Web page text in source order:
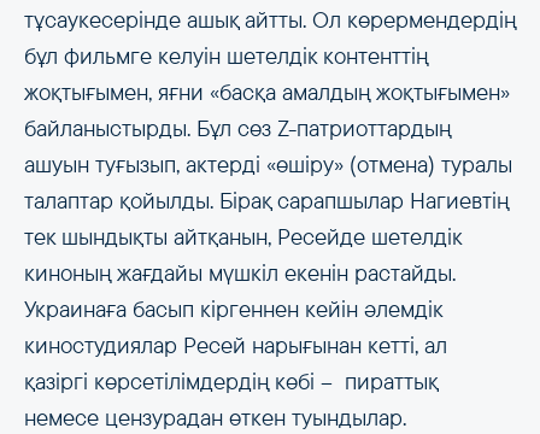
тұсаукесерінде ашық айтты. Ол көрермендердің
бұл фильмге келуін шетелдік контенттің
жоқтығымен, яғни «басқа амалдың жоқтығымен»
байланыстырды. Бұл сөз Z-патриоттардың
ашуын туғызып, актерді «өшіру» (отмена) туралы
талаптар қойылды. Бірақ сарапшылар Нагиевтің
тек шындықты айтқанын, Ресейде шетелдік
киноның жағдайы мүшкіл екенін растайды.
Украинаға басып кіргеннен кейін әлемдік
киностудиялар Ресей нарығынан кетті, ал
қазіргі көрсетілімдердің көбі –​​​​​​​ пираттық
немесе цензурадан өткен туындылар.